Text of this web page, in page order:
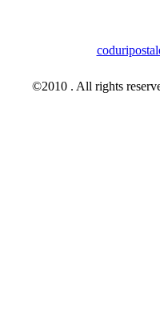
©2010 . All rights